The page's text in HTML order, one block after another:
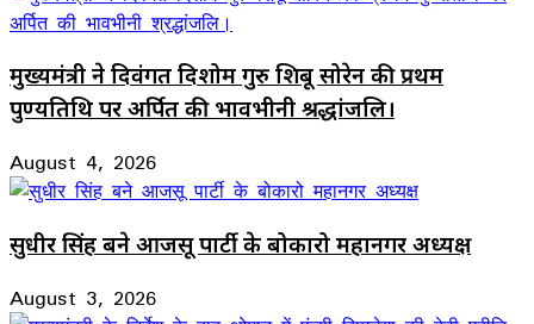
मुख्यमंत्री ने दिवंगत दिशोम गुरु शिबू सोरेन की प्रथम
पुण्यतिथि पर अर्पित की भावभीनी श्रद्धांजलि।
August 4, 2026
सुधीर सिंह बने आजसू पार्टी के बोकारो महानगर अध्यक्ष
August 3, 2026